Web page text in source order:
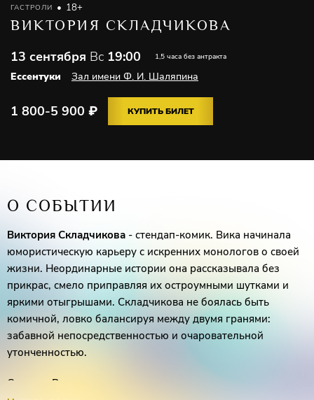
ГАСТРОЛИ 18+
ВИКТОРИЯ СКЛАДЧИКОВА
13 сентября Вс 19:00 1,5 часа без антракта
Ессентуки Зал имени Ф. И. Шаляпина
1 800-5 900 ₽ КУПИТЬ БИЛЕТ
О СОБЫТИИ
Виктория Складчикова - стендап-комик. Вика начинала
юмористическую карьеру с искренних монологов о своей
жизни. Неординарные истории она рассказывала без
прикрас, смело приправляя их остроумными шутками и
яркими отыгрышами. Складчикова не боялась быть
комичной, ловко балансируя между двумя гранями:
забавной непосредственностью и очаровательной
утонченностью.
Сегодня Вика делится со зрителями не просто смешными